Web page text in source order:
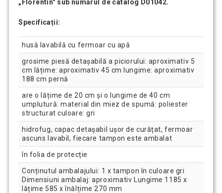
„Florentin" sub numărul de catalog D01042.
Specificații:
husă lavabilă cu fermoar cu apă
grosime piesă detașabilă a piciorului: aproximativ 5
cm lățime: aproximativ 45 cm lungime: aproximativ
188 cm pernă
are o lățime de 20 cm și o lungime de 40 cm
umplutură: material din miez de spumă: poliester
structurat culoare: gri
hidrofug, capac detașabil ușor de curățat, fermoar
ascuns lavabil, fiecare tampon este ambalat
în folia de protecție
Conținutul ambalajului: 1 x tampon în culoare gri
Dimensiuni ambalaj: aproximativ Lungime 1185 x
lățime 585 x înălțime 270 mm